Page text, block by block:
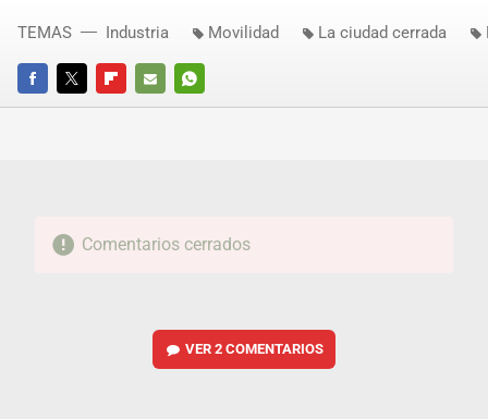
FACEBOOKTWITTERFLIPBOARD
E-
WHATSAPP
TEMAS Industria Movilidad La ciudad cerrada
Comentarios cerrados
VER2 COMENTARIOS